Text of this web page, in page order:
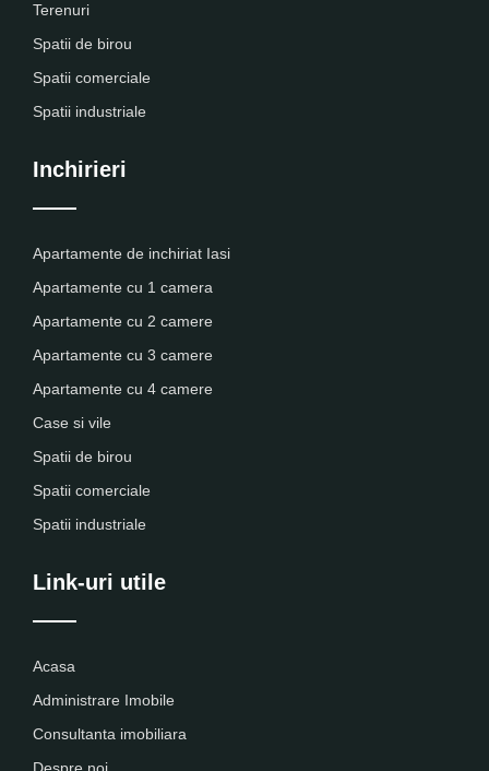
Terenuri
Spatii de birou
Spatii comerciale
Spatii industriale
Inchirieri
Apartamente de inchiriat Iasi
Apartamente cu 1 camera
Apartamente cu 2 camere
Apartamente cu 3 camere
Apartamente cu 4 camere
Case si vile
Spatii de birou
Spatii comerciale
Spatii industriale
Link-uri utile
Acasa
Administrare Imobile
Consultanta imobiliara